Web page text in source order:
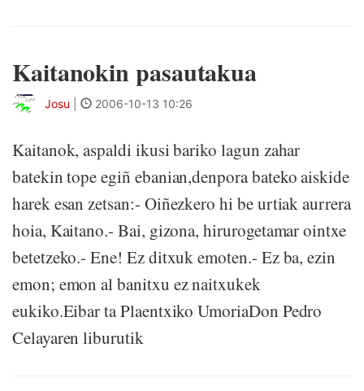
Kaitanokin pasautakua
Josu 2006-10-13 10:26
Kaitanok, aspaldi ikusi bariko lagun zahar
batekin tope egiñ ebanian,denpora bateko aiskide
harek esan zetsan:- Oiñezkero hi be urtiak aurrera
hoia, Kaitano.- Bai, gizona, hirurogetamar ointxe
betetzeko.- Ene! Ez ditxuk emoten.- Ez ba, ezin
emon; emon al banitxu ez naitxukek
eukiko.Eibar ta Plaentxiko UmoriaDon Pedro
Celayaren liburutik